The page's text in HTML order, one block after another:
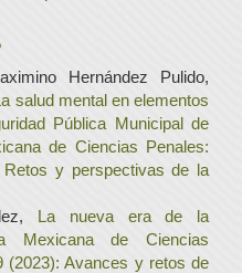
Hernández Pulido,
salud mental en elementos
Pública Municipal de
de Ciencias Penales:
y perspectivas de la
La nueva era de la
Mexicana de Ciencias
(2023): Avances y retos de